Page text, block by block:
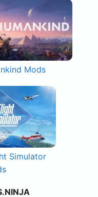
Mods
Simulator